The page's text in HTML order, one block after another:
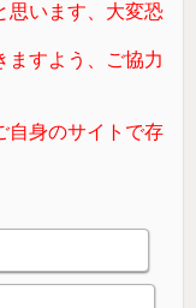
思います、大変恐
ますよう、ご協力
自身のサイトで存